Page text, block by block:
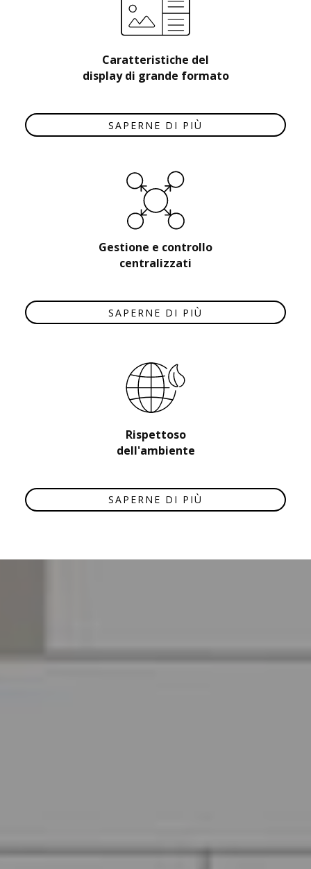
Caratteristiche del
display di grande formato
SAPERNE DI PIÙ
Gestione e controllo
centralizzati
SAPERNE DI PIÙ
Rispettoso
dell'ambiente
SAPERNE DI PIÙ